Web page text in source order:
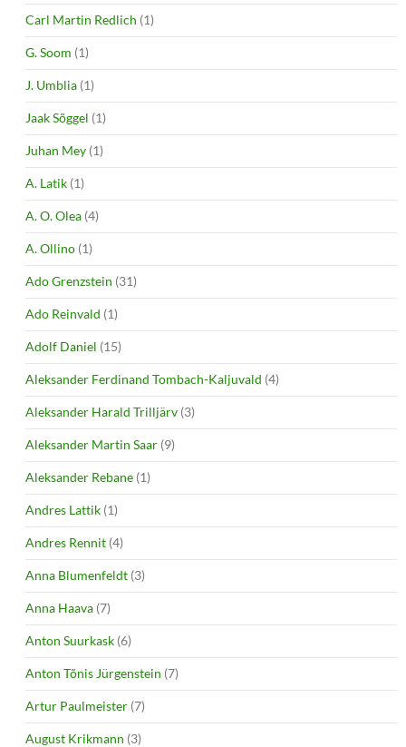
Carl Martin Redlich (1)
G. Soom (1)
J. Umblia (1)
Jaak Sõggel (1)
Juhan Mey (1)
A. Latik (1)
A. O. Olea (4)
A. Ollino (1)
Ado Grenzstein (31)
Ado Reinvald (1)
Adolf Daniel (15)
Aleksander Ferdinand Tombach-Kaljuvald (4)
Aleksander Harald Trilljärv (3)
Aleksander Martin Saar (9)
Aleksander Rebane (1)
Andres Lattik (1)
Andres Rennit (4)
Anna Blumenfeldt (3)
Anna Haava (7)
Anton Suurkask (6)
Anton Tõnis Jürgenstein (7)
Artur Paulmeister (7)
August Krikmann (3)